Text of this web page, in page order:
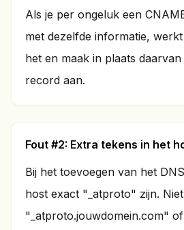
Als je per ongeluk een
met dezelfde informatie,
het en maak in plaats
record aan.
Fout #2: Extra tekens in het
Bij het toevoegen van het
host exact "_atproto" zijn. Niet
"_atproto.jouwdomein.com"